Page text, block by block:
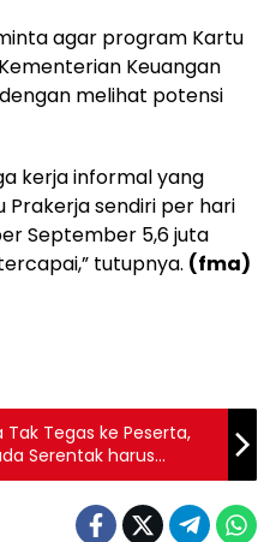
agar program Kartu
Keuangan
melihat potensi
kerja informal yang
sendiri per hari
September 5,6 juta
tutupnya. (fma)
Tegas ke Peserta,
Serentak harus